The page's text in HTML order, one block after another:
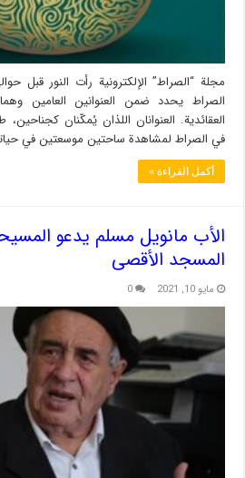
مجلة “الصراط” الإلكترونية رأت النور قبل
الصراط يحدد ضمن العنوانين العامين وهما
العقائدية. العنوانان اللذان يُمكّنان
في الصراط لمشاهدة ساحتين موسعتين في
أكمل القراءة »
الأب مانويل مسلم يدعو
المسجد الأقصى
مايو 10, 2021 0